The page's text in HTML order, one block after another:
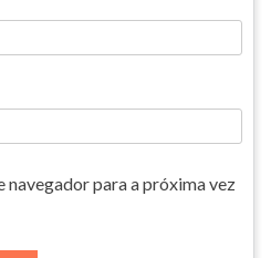
navegador para a próxima vez